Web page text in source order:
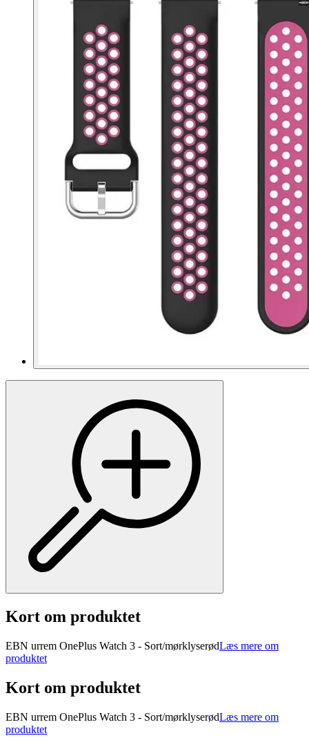
Kort om produktet
EBN urrem OnePlus Watch 3 - Sort/mørklyserødLæs mere om
produktet
Kort om produktet
EBN urrem OnePlus Watch 3 - Sort/mørklyserødLæs mere om
produktet